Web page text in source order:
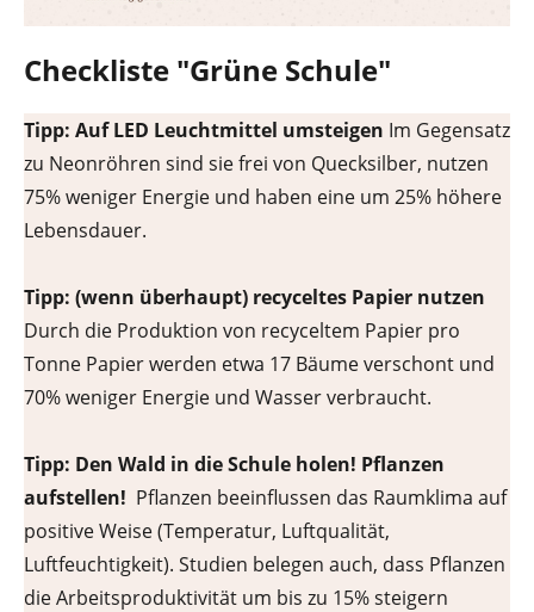
Checkliste "Grüne Schule"
Tipp: Auf LED Leuchtmittel umsteigen Im Gegensatz
zu Neonröhren sind sie frei von Quecksilber, nutzen
75% weniger Energie und haben eine um 25% höhere
Lebensdauer.
Tipp: (wenn überhaupt) recyceltes Papier nutzen
Durch die Produktion von recyceltem Papier pro
Tonne Papier werden etwa 17 Bäume verschont und
70% weniger Energie und Wasser verbraucht.
Tipp: Den Wald in die Schule holen! Pflanzen
aufstellen! Pflanzen beeinflussen das Raumklima auf
positive Weise (Temperatur, Luftqualität,
Luftfeuchtigkeit). Studien belegen auch, dass Pflanzen
die Arbeitsproduktivität um bis zu 15% steigern